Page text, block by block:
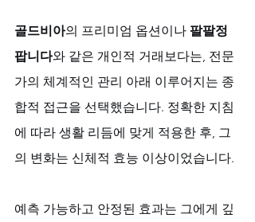
골드비아의 프리미엄 옵션이나 팔팔정
팝니다와 같은 개인적 거래보다는, 전문
가의 체계적인 관리 아래 이루어지는 종
합적 접근을 선택했습니다. 정확한 지침
에 따라 생활 리듬에 맞게 적용한 후, 그
의 변화는 신체적 효능 이상이었습니다.
예측 가능하고 안정된 효과는 그에게 깊